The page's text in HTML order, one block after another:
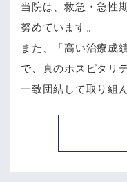
当院は、救急・急性
努めています。
また、「高い治療成
で、 真のホスピタリ
一致団結して取り組